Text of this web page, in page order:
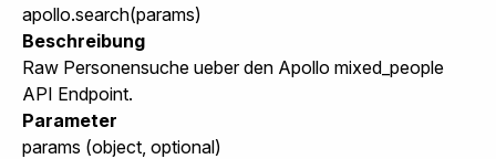
apollo.search(params)
Beschreibung
Raw Personensuche ueber den Apollo mixed_people
API Endpoint.
Parameter
params (object, optional)